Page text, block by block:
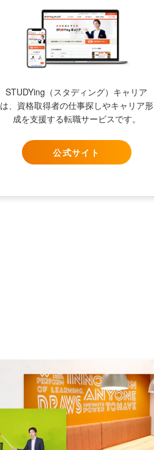
STUDYing（スタディング）キャリア
は、資格取得者の仕事探しやキャリア形
成を支援する転職サービスです。
公式サイト